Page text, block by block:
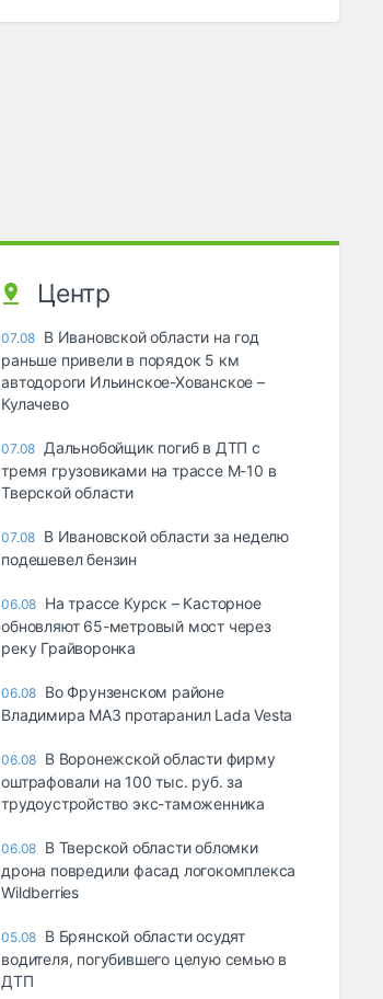
Центр
07.08 В Ивановской области на год
раньше привели в порядок 5 км
автодороги Ильинское-Хованское –
Кулачево
07.08 Дальнобойщик погиб в ДТП с
тремя грузовиками на трассе М-10 в
Тверской области
07.08 В Ивановской области за неделю
подешевел бензин
06.08 На трассе Курск – Касторное
обновляют 65-метровый мост через
реку Грайворонка
06.08 Во Фрунзенском районе
Владимира МАЗ протаранил Lada Vesta
06.08 В Воронежской области фирму
оштрафовали на 100 тыс. руб. за
трудоустройство экс-таможенника
06.08 В Тверской области обломки
дрона повредили фасад логокомплекса
Wildberries
05.08 В Брянской области осудят
водителя, погубившего целую семью в
ДТП